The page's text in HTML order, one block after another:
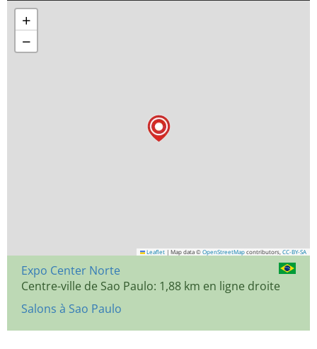
+
−
Leaflet | Map data © OpenStreetMap contributors, CC-BY-SA
Expo Center Norte
Centre-ville de Sao Paulo: 1,88 km en ligne droite
Salons à Sao Paulo